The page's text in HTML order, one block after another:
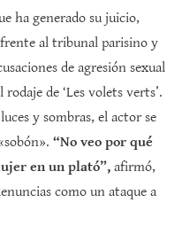
ha generado su juicio,
al tribunal parisino y
de agresión sexual
de ‘Les volets verts’.
y sombras, el actor se
“No veo por qué
en un plató”, afirmó,
como un ataque a